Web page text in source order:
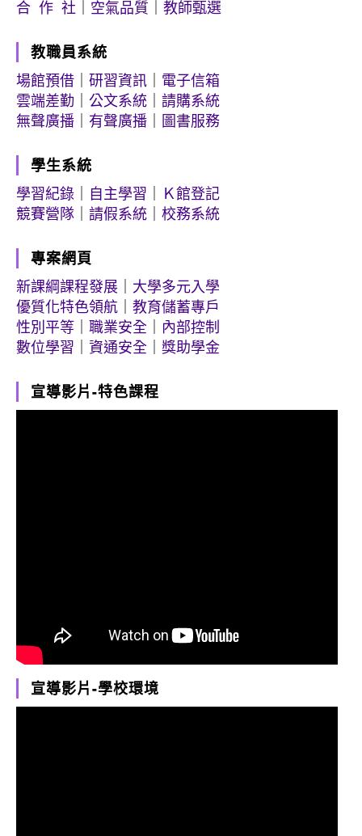
合 作 社
空氣品質 教師甄選
教職員系統
場館預借
研習資訊
電子信箱
雲端差勤
公文系統
請購系統
無聲廣播
有聲廣播 圖書服務
學生系統
學習紀錄
自主學習
Ｋ館登記
競賽營隊
請假系統 校務系統
專案網頁
新課綱課程發展
大學多元入學
優質化特色領航
教育儲蓄專戶
性別平等
職業安全
內部控制
數位學習
資通安全 獎助學金
宣導影片-特色課程
宣導影片-學校環境